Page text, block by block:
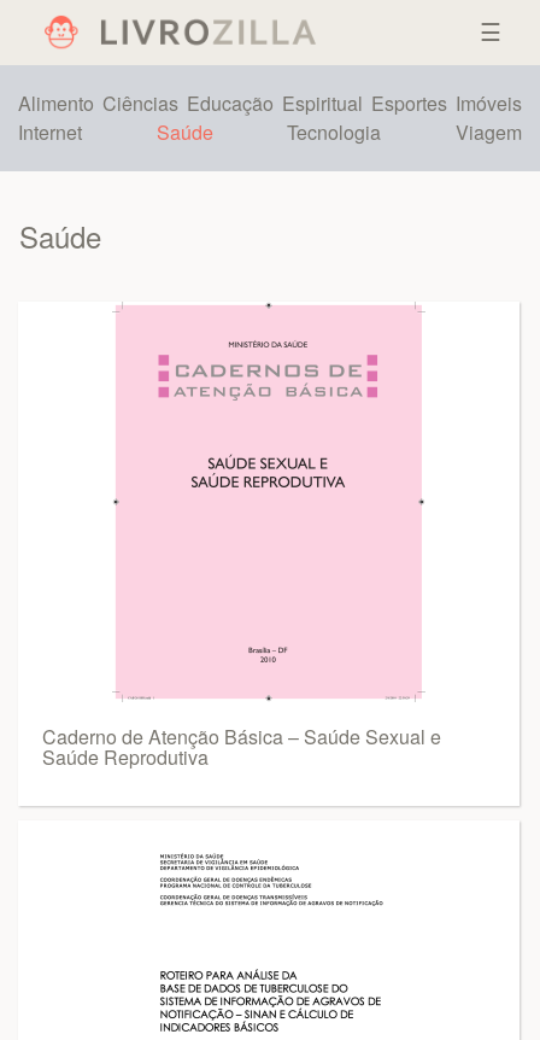
☰
Alimento Ciências Educação Espiritual Esportes Imóveis
Internet
Saúde Tecnologia Viagem
Saúde
Caderno de Atenção Básica – Saúde Sexual e
Saúde Reprodutiva